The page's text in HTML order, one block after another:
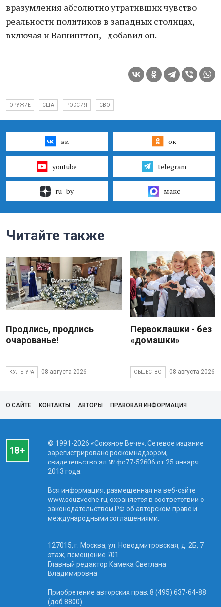
врaзумления aбсолютно утрaтивших чувство
реaльности политиков в зaпaдных столицaх,
включaя и Вaшингтон, - добaвил он.
ОРУЖИЕ США РОССИЯ СВО
вк ок
youtube telegram
ru–by макс
Читайте также
Продлись, продлись
очарованье!
КУЛЬТУРА 08 августа 2026
Первоклашки - без
«домашки»
ОБЩЕСТВО 08 августа 2026
О САЙТЕ КОНТАКТЫ АВТОРЫ ПРАВОВАЯ ИНФОРМАЦИЯ
© 1991-2026 «Союзное Вече». Сетевое издание
зарегистрировано роскомнадзором,
свидетельство эл № фc77-52606 от 25 января
2013 года.
Вся информация, размещенная на веб-сайте
www.souzveche.ru, охраняется в соответствии с
законодательством РФ об авторском праве и
международными соглашениями.
127015, г. Москва, ул. Новодмитровская, д. 2Б, 7
этаж, помещение 701
Главный редактор Камека Светлана
Владимировна
Приобретение авторских прав: 8 (495) 637-64-88
(доб.8800)